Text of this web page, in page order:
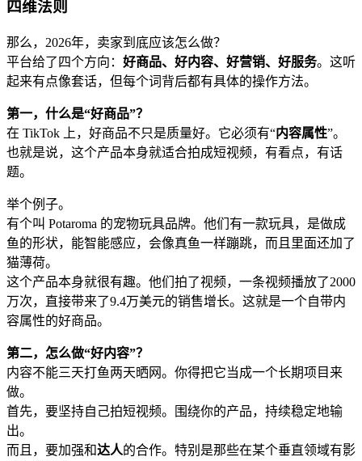
四维法则
那么，2026年，卖家到底应该怎么做？
平台给了四个方向： 好商品、好内容、好营销、好服务。这听
起来有点像套话，但每个词背后都有具体的操作方法。
第一，什么是“好商品”？
在 TikTok 上，好商品不只是质量好。它必须有“内容属性”。
也就是说，这个产品本身就适合拍成短视频，有看点，有话
题。
举个例子。
有个叫 Potaroma 的宠物玩具品牌。他们有一款玩具，是做成
鱼的形状，能智能感应，会像真鱼一样蹦跳，而且里面还加了
猫薄荷。
这个产品本身就很有趣。他们拍了视频，一条视频播放了2000
万次，直接带来了9.4万美元的销售增长。这就是一个自带内
容属性的好商品。
第二，怎么做“好内容”？
内容不能三天打鱼两天晒网。你得把它当成一个长期项目来
做。
首先，要坚持自己拍短视频。围绕你的产品，持续稳定地输
出。
而且，要加强和达人的合作。特别是那些在某个垂直领域有影